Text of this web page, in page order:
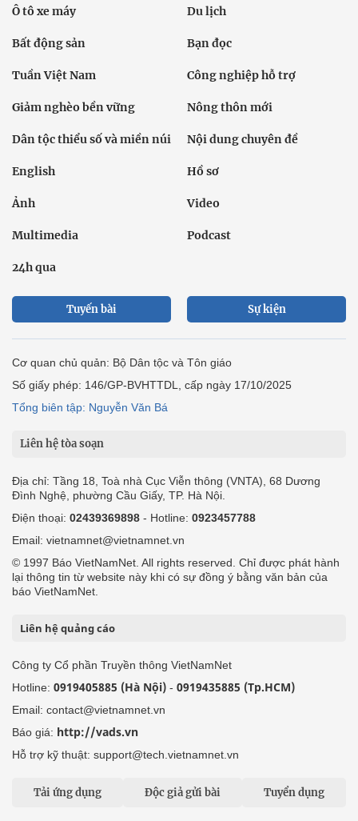
Ô tô xe máy Du lịch
Bất động sản Bạn đọc
Tuần Việt Nam Công nghiệp hỗ trợ
Giảm nghèo bền vững Nông thôn mới
Dân tộc thiểu số và miền núi Nội dung chuyên đề
English Hồ sơ
Ảnh Video
Multimedia Podcast
24h qua
Tuyến bài Sự kiện
Cơ quan chủ quản: Bộ Dân tộc và Tôn giáo
Số giấy phép: 146/GP-BVHTTDL, cấp ngày 17/10/2025
Tổng biên tập: Nguyễn Văn Bá
Liên hệ tòa soạn
Địa chỉ: Tầng 18, Toà nhà Cục Viễn thông (VNTA), 68 Dương
Đình Nghệ, phường Cầu Giấy, TP. Hà Nội.
Điện thoại: 02439369898 - Hotline: 0923457788
Email: vietnamnet@vietnamnet.vn
© 1997 Báo VietNamNet. All rights reserved. Chỉ được phát hành
lại thông tin từ website này khi có sự đồng ý bằng văn bản của
báo VietNamNet.
Liên hệ quảng cáo
Công ty Cổ phần Truyền thông VietNamNet
Hotline: 0919405885 (Hà Nội) - 0919435885 (Tp.HCM)
Email: contact@vietnamnet.vn
Báo giá: http://vads.vn
Hỗ trợ kỹ thuật: support@tech.vietnamnet.vn
Tải ứng dụng Độc giả gửi bài Tuyển dụng